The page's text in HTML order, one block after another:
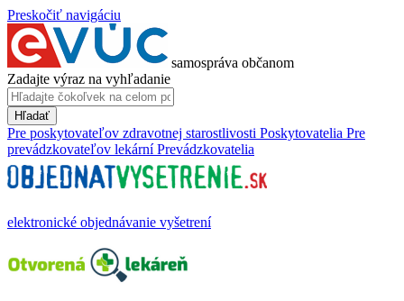
Preskočiť navigáciu
samospráva občanom
Zadajte výraz na vyhľadanie
Hľadať
Pre poskytovateľov zdravotnej starostlivosti Poskytovatelia Pre
prevádzkovateľov lekární Prevádzkovatelia
elektronické objednávanie vyšetrení